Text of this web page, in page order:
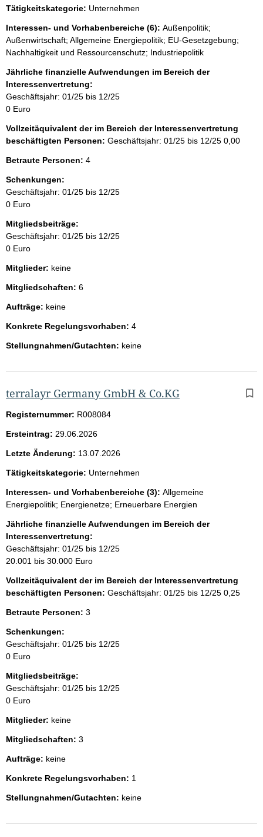
e
r
Tätigkeitskategorie: Unternehmen
Interessen- und Vorhabenbereiche (6): Außenpolitik;
Außenwirtschaft; Allgemeine Energiepolitik; EU-Gesetzgebung;
Nachhaltigkeit und Ressourcenschutz; Industriepolitik
Jährliche finanzielle Aufwendungen im Bereich der
Interessenvertretung:
Geschäftsjahr: 01/25 bis 12/25
0 Euro
Vollzeitäquivalent der im Bereich der Interessenvertretung
beschäftigten Personen: Geschäftsjahr: 01/25 bis 12/25 0,00
Betraute Personen: 4
Schenkungen:
Geschäftsjahr: 01/25 bis 12/25
0 Euro
Mitgliedsbeiträge:
Geschäftsjahr: 01/25 bis 12/25
0 Euro
Mitglieder: keine
Mitgliedschaften: 6
Aufträge: keine
Konkrete Regelungsvorhaben: 4
Stellungnahmen/Gutachten: keine
terralayr Germany GmbH & Co.KG
Registernummer: R008084
Ersteintrag: 29.06.2026
Letzte Änderung: 13.07.2026
Tätigkeitskategorie: Unternehmen
Interessen- und Vorhabenbereiche (3): Allgemeine
Energiepolitik; Energienetze; Erneuerbare Energien
Jährliche finanzielle Aufwendungen im Bereich der
Interessenvertretung:
Geschäftsjahr: 01/25 bis 12/25
20.001 bis 30.000 Euro
Vollzeitäquivalent der im Bereich der Interessenvertretung
beschäftigten Personen: Geschäftsjahr: 01/25 bis 12/25 0,25
Betraute Personen: 3
Schenkungen:
Geschäftsjahr: 01/25 bis 12/25
0 Euro
Mitgliedsbeiträge:
Geschäftsjahr: 01/25 bis 12/25
0 Euro
Mitglieder: keine
Mitgliedschaften: 3
Aufträge: keine
Konkrete Regelungsvorhaben: 1
Stellungnahmen/Gutachten: keine